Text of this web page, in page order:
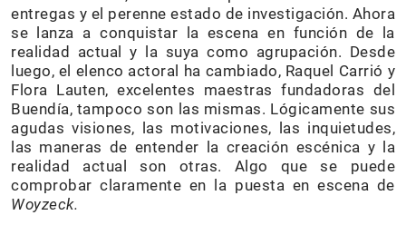
entregas y el perenne estado de investigación. Ahora
se lanza a conquistar la escena en función de la
realidad actual y la suya como agrupación. Desde
luego, el elenco actoral ha cambiado, Raquel Carrió y
Flora Lauten, excelentes maestras fundadoras del
Buendía, tampoco son las mismas. Lógicamente sus
agudas visiones, las motivaciones, las inquietudes,
las maneras de entender la creación escénica y la
realidad actual son otras. Algo que se puede
comprobar claramente en la puesta en escena de
Woyzeck.